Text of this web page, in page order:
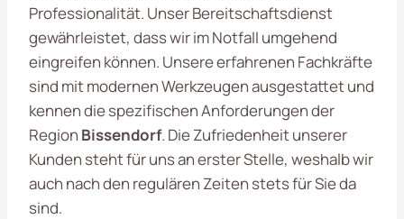
Professionalität. Unser Bereitschaftsdienst
gewährleistet, dass wir im Notfall umgehend
eingreifen können. Unsere erfahrenen Fachkräfte
sind mit modernen Werkzeugen ausgestattet und
kennen die spezifischen Anforderungen der
Region Bissendorf. Die Zufriedenheit unserer
Kunden steht für uns an erster Stelle, weshalb wir
auch nach den regulären Zeiten stets für Sie da
sind.